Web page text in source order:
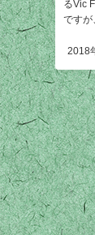
るVic
ですが
2018